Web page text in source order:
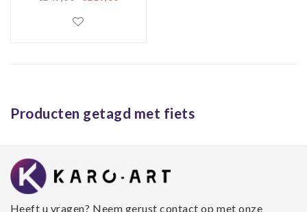
Producten getagd met fiets
Heeft u vragen? Neem gerust contact op met onze